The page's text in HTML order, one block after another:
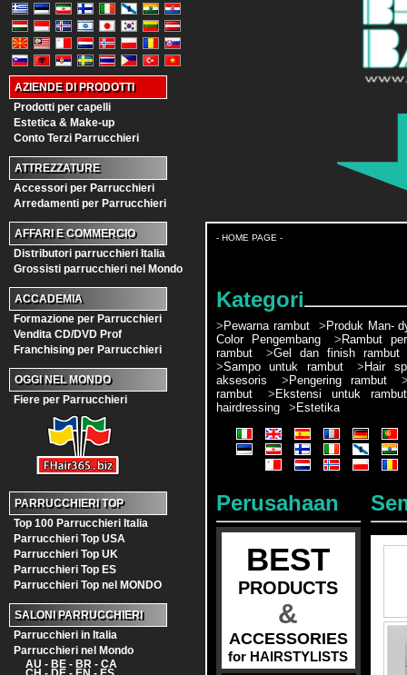
AZIENDE DI PRODOTTI
Prodotti per capelli
Estetica & Make-up
Conto Terzi Parrucchieri
ATTREZZATURE
Accessori per Parrucchieri
Arredamenti per Parrucchieri
AFFARI E COMMERCIO
Distributori parrucchieri Italia
Grossisti parrucchieri nel Mondo
ACCADEMIA
Formazione per Parrucchieri
Vendita CD/DVD Prof
Franchising per Parrucchieri
OGGI NEL MONDO
Fiere per Parrucchieri
PARRUCCHIERI TOP
Top 100 Parrucchieri Italia
Parrucchieri Top USA
Parrucchieri Top UK
Parrucchieri Top ES
Parrucchieri Top nel MONDO
SALONI PARRUCCHIERI
Parrucchieri in Italia
Parrucchieri nel Mondo
AU - BE - BR - CA
CH - DE - EN - ES
- HOME PAGE -
Kategori
> Pewarna rambut > Produk Man-
Color Pengembang
> Rambut
rambut
>Gel dan finish rambut
>Sampo untuk rambut > Hair
aksesoris
> Pengering rambut
rambut
> Ekstensi untuk rambut
hairdressing
> Estetika
Perusahaan
BEST
PRODUCTS
&
ACCESSORIES
for HAIRSTYLISTS